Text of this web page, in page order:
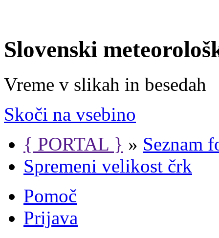
Slovenski
Vreme v slikah in besedah
Skoči na vsebino
{ PORTAL } » Seznam
Spremeni velikost črk
Pomoč
Prijava